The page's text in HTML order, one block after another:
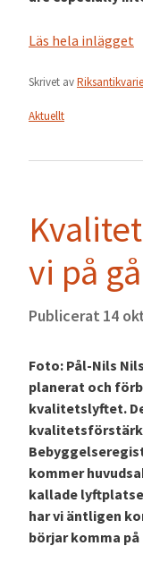
Läs hela inlägget
Skrivet av
Aktuellt
vi på
Publicerat 14
Foto: Pål-Nils
planerat och
kvalitetslyftet.
kommer
kallade
har vi äntligen
börjar komma